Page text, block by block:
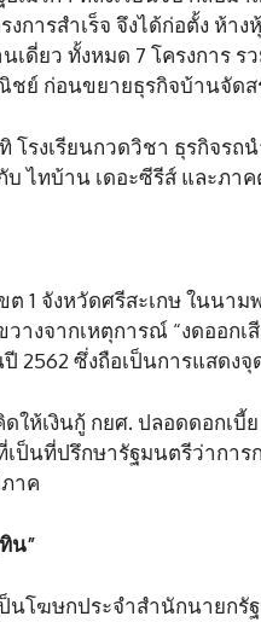
การสำเร็จ จึงได้ก่อตั้ง ห้า
เดี่ยว ทั้งหมด 7 โครงการ
ชย์ ก่อนขยายธุรกิจบ้านจัด
โรงเรียนกวดวิชา ธุรกิจรถ
ไทบ้าน เดอะซีรีส์ และภา
1 จังหวัดศรีสะเกษ ในนา
างจากเหตุการณ์ “งดออกเ
2562 ซึ่งถือเป็นการแสดง
ห้เงินกู้ กยศ. ปลอดดอกเบี้
ป็นที่ปรึกษารัฐมนตรีว่าการ
าค
น”
ป็นโฆษกประจำสำนักนายก